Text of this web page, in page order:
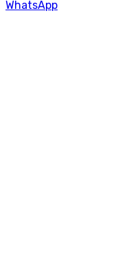
WhatsApp